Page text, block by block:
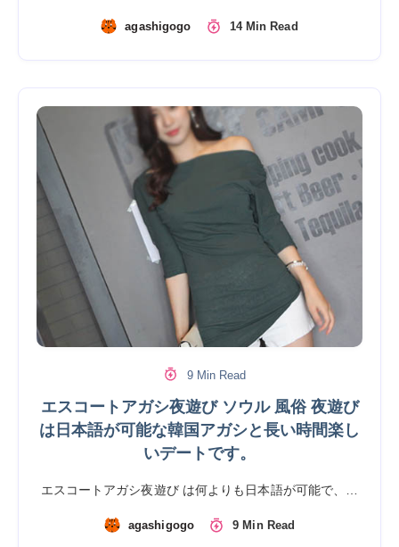
agashigogo 14 Min Read
9 Min Read
エスコートアガシ夜遊び ソウル 風俗 夜遊び
は日本語が可能な韓国アガシと長い時間楽し
いデートです。
エスコートアガシ夜遊び は何よりも日本語が可能で、…
agashigogo 9 Min Read